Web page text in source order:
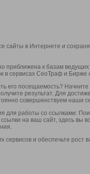
сайты в Интернете и
приближена к базам
в сервисах СеоТраф и Бирже
его посещаемость?
результат. Для
совершенствуем наши
для работы со ссылками:
на ваш сайт, здесь вы
сервисов и обеспечьте рост